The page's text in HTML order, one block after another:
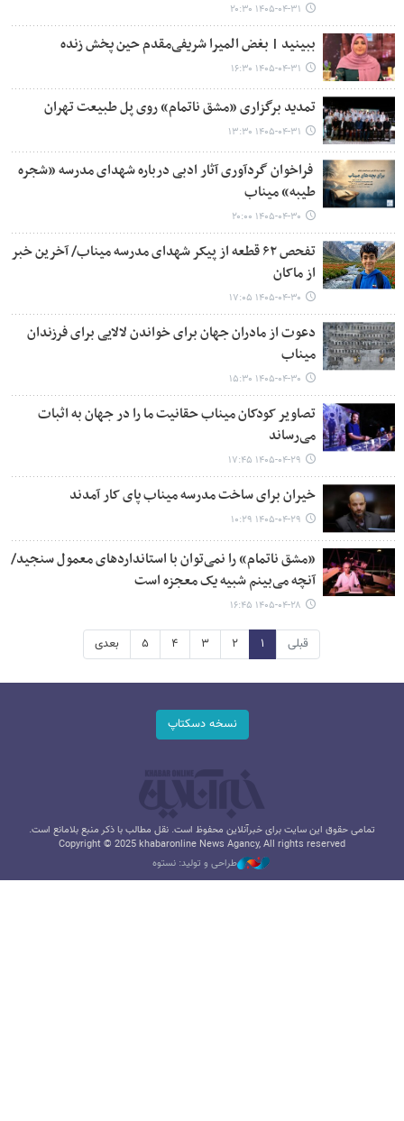
۱۴۰۵-۰۴-۳۱ ۲۰:۳۰
ببینید | بغض المیرا شریفی‌مقدم حین پخش زنده
۱۴۰۵-۰۴-۳۱ ۱۶:۳۰
تمدید برگزاری «مشق ناتمام» روی پل طبیعت تهران
۱۴۰۵-۰۴-۳۱ ۱۳:۳۰
فراخوان گردآوری آثار ادبی درباره شهدای مدرسه «شجره
طیبه» میناب
۱۴۰۵-۰۴-۳۰ ۲۰:۰۰
تفحص ۶۲ قطعه از پیکر شهدای مدرسه میناب/ آخرین خبر
از ماکان
۱۴۰۵-۰۴-۳۰ ۱۷:۰۵
دعوت از مادران جهان برای خواندن لالایی برای فرزندان
میناب
۱۴۰۵-۰۴-۳۰ ۱۵:۳۰
تصاویر کودکان میناب حقانیت ما را در جهان به اثبات
می‌رساند
۱۴۰۵-۰۴-۲۹ ۱۷:۴۵
خیران برای ساخت مدرسه میناب پای کار آمدند
۱۴۰۵-۰۴-۲۹ ۱۰:۲۹
«مشق ناتمام» را نمی‌توان با استانداردهای معمول سنجید/
آنچه می‌بینم شبیه یک معجزه است
۱۴۰۵-۰۴-۲۸ ۱۶:۴۵
قبلی ۱ ۲ ۳ ۴ ۵ بعدی
نسخه دسکتاپ
تمامی حقوق این سایت برای خبرآنلاین محفوظ است. نقل مطالب با ذکر منبع بلامانع است.
Copyright © 2025 khabaronline News Agancy, All rights reserved
طراحی و تولید: نستوه